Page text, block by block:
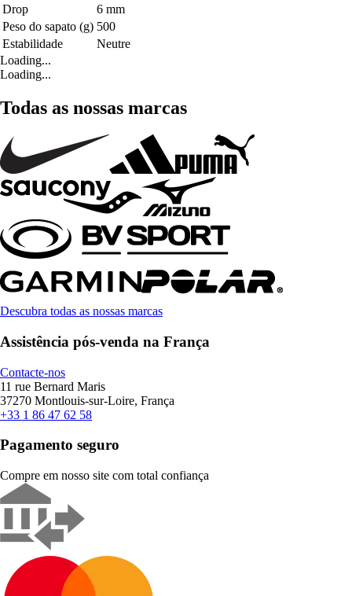
Drop
6 mm
Peso do sapato (g) 500
Estabilidade
Neutre
Loading...
Loading...
Todas as nossas marcas
Descubra todas as nossas marcas
Assistência pós-venda na França
Contacte-nos
11 rue Bernard Maris
37270 Montlouis-sur-Loire, França
+33 1 86 47 62 58
Pagamento seguro
Compre em nosso site com total confiança